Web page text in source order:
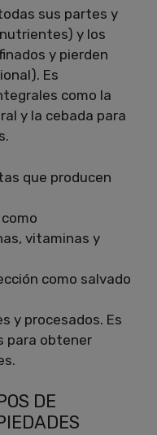
sus partes y
y los
y pierden
Es
como la
y la cebada para
que producen
vitaminas y
como salvado
y procesados. Es
para obtener
DE